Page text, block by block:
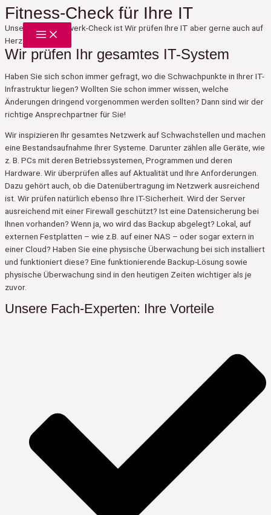
Zum
Inhalt
springen
Main
Menu
Fitness-Check für Ihre IT
Unser Basis-Netzwerk-Check istWir prüfen Ihre IT aber gerne auch auf
Herz und Nieren.
Wir prüfen Ihr gesamtes IT-System
Haben Sie sich schon immer gefragt, wo die Schwachpunkte in Ihrer IT-
Infrastruktur liegen? Wollten Sie schon immer wissen, welche
Änderungen dringend vorgenommen werden sollten? Dann sind wir der
richtige Ansprechpartner für Sie!
Wir inspizieren Ihr gesamtes Netzwerk auf Schwachstellen und machen
eine Bestandsaufnahme Ihrer Systeme. Darunter zählen alle Geräte, wie
z. B. PCs mit deren Betriebssystemen, Programmen und deren
Hardware. Wir überprüfen alles auf Aktualität und Ihre Anforderungen.
Dazu gehört auch, ob die Datenübertragung im Netzwerk ausreichend
ist. Wir prüfen natürlich ebenso Ihre IT-Sicherheit. Wird der Server
ausreichend mit einer Firewall geschützt? Ist eine Datensicherung bei
Ihnen vorhanden? Wenn ja, wo wird das Backup abgelegt? Lokal, auf
externen Festplatten – wie z.B. auf einer NAS – oder sogar extern in
einer Cloud? Haben Sie eine physische Überwachung bei sich installiert
und funktioniert diese? Eine funktionierende Backup-Lösung sowie
physische Überwachung sind in den heutigen Zeiten wichtiger als je
zuvor.
Unsere Fach-Experten: Ihre Vorteile